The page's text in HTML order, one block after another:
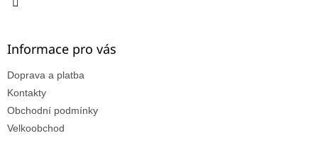
Informace pro vás
Doprava a platba
Kontakty
Obchodní podmínky
Velkoobchod